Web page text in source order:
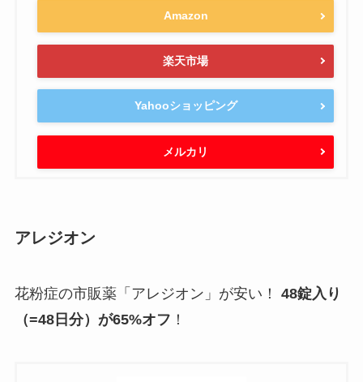
Amazon
楽天市場
Yahooショッピング
メルカリ
アレジオン
花粉症の市販薬「アレジオン」が安い！
48錠入り
（=48日分）が65%オフ ！